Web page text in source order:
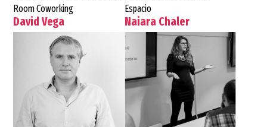
Room Coworking
Espacio
David Vega Naiara Chaler